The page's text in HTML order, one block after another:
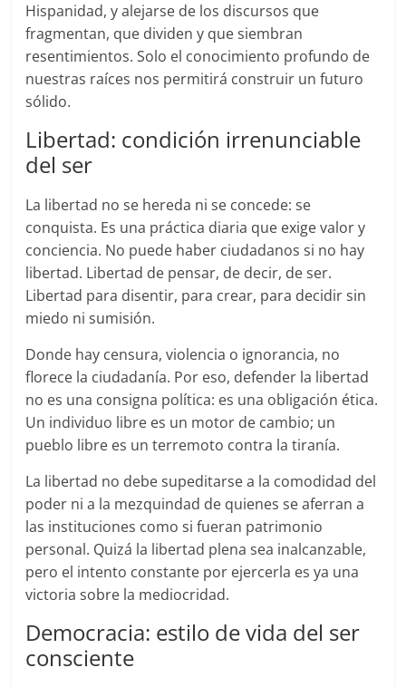
Hispanidad, y alejarse de los discursos que
fragmentan, que dividen y que siembran
resentimientos. Solo el conocimiento profundo de
nuestras raíces nos permitirá construir un futuro
sólido.
Libertad: condición irrenunciable
del ser
La libertad no se hereda ni se concede: se
conquista. Es una práctica diaria que exige valor y
conciencia. No puede haber ciudadanos si no hay
libertad. Libertad de pensar, de decir, de ser.
Libertad para disentir, para crear, para decidir sin
miedo ni sumisión.
Donde hay censura, violencia o ignorancia, no
florece la ciudadanía. Por eso, defender la libertad
no es una consigna política: es una obligación ética.
Un individuo libre es un motor de cambio; un
pueblo libre es un terremoto contra la tiranía.
La libertad no debe supeditarse a la comodidad del
poder ni a la mezquindad de quienes se aferran a
las instituciones como si fueran patrimonio
personal. Quizá la libertad plena sea inalcanzable,
pero el intento constante por ejercerla es ya una
victoria sobre la mediocridad.
Democracia: estilo de vida del ser
consciente